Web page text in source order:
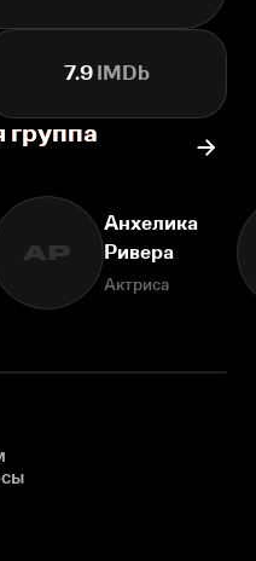
7.9IMDb
АР
Анхелика
Ривера
Актриса